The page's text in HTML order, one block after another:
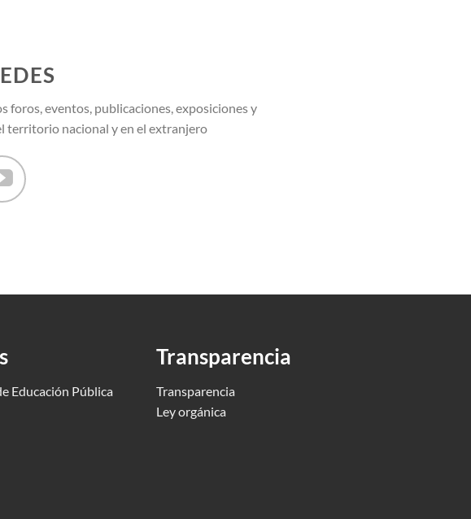
foros, eventos, publicaciones, exposiciones y
territorio nacional y en el extranjero
Educación Pública
Transparencia
Transparencia
Ley orgánica